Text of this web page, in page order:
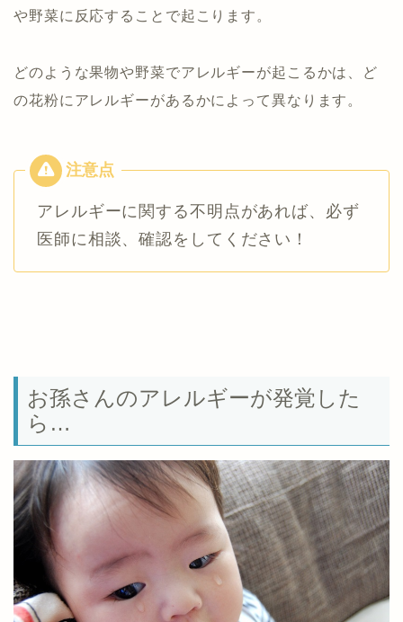
や野菜に反応することで起こります。
どのような果物や野菜でアレルギーが起こるかは、ど
の花粉にアレルギーがあるかによって異なります。
アレルギーに関する不明点があれば、必ず
医師に相談、確認をしてください！
お孫さんのアレルギーが発覚した
ら…